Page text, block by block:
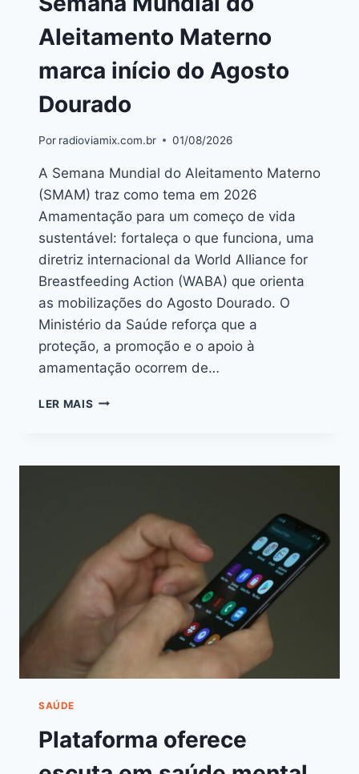
Aleitamento Materno
marca início do Agosto
Dourado
Por radioviamix.com.br 01/08/2026
A Semana Mundial do Aleitamento Materno
(SMAM) traz como tema em 2026
Amamentação para um começo de vida
sustentável: fortaleça o que funciona, uma
diretriz internacional da World Alliance for
Breastfeeding Action (WABA) que orienta
as mobilizações do Agosto Dourado. O
Ministério da Saúde reforça que a
proteção, a promoção e o apoio à
amamentação ocorrem de…
LER MAIS
SAÚDE
Plataforma oferece